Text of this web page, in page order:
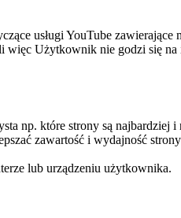
usługi YouTube zawierające
Użytkownik nie godzi się na
np. które strony są najbardziej
zawartość i wydajność
lub urządzeniu użytkownika.